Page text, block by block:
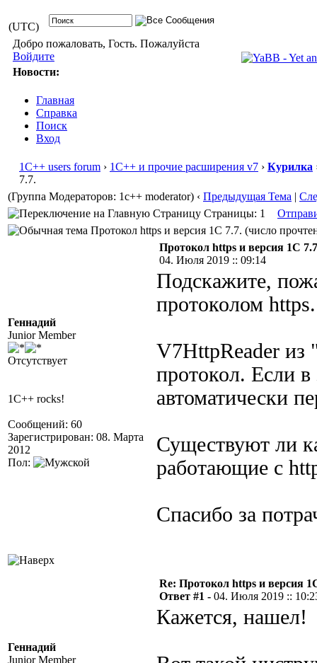
(UTC)
Добро пожаловать, Гость. Пожалуйста
Войдите
Новости:
Главная
Справка
Поиск
Вход
1С++ users forum › 1С++ и прочие расширения v7 › Курилка
7.7.
(Группа Модераторов: 1c++ moderator) ‹ Предыдущая Тема |
Страницы: 1
Протокол https и версия 1С 7.7. (число
Геннадий
Junior Member
Отсутствует
1C++ rocks!
Сообщений: 60
Зарегистрирован: 08. Марта
2012
Пол:
Протокол https и версия 1С
04. Июля 2019 :: 09:14
Подскажите,
протоколом https.
V7HttpReader из
протокол. Если в
автоматически
Существуют ли
работающие с
Спасибо за
Геннадий
Junior Member
Re: Протокол https и версия
Ответ #1 - 04. Июля 2019 ::
Кажется, нашел!